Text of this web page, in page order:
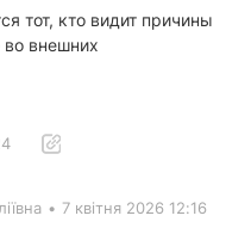
тот, кто видит причины
во внешних
• 7 квітня 2026 12:16